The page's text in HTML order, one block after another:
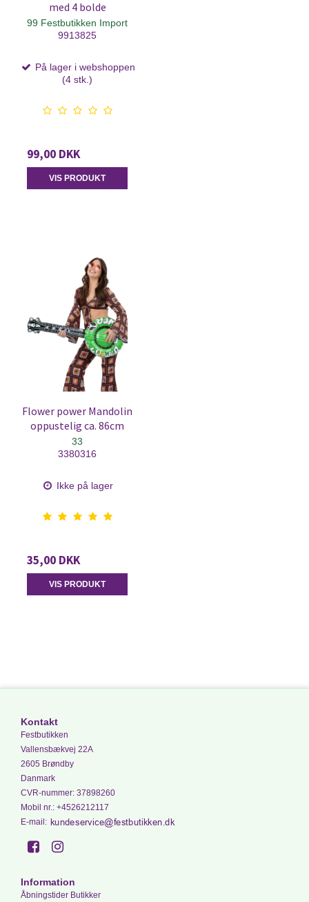
med 4 bolde
99 Festbutikken Import
9913825
På lager i webshoppen
(4 stk.)
99,00 DKK
VIS PRODUKT
Flower power Mandolin
oppustelig ca. 86cm
33
3380316
Ikke på lager
35,00 DKK
VIS PRODUKT
Kontakt
Festbutikken
Vallensbækvej 22A
2605 Brøndby
Danmark
CVR-nummer: 37898260
Mobil nr.: +4526212117
E-mail :
Information
Åbningstider Butikker